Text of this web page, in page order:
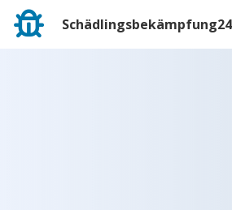
Schädlingsbekämpfung24